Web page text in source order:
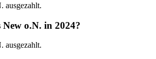
ausgezahlt.
o.N. in 2024?
ausgezahlt.